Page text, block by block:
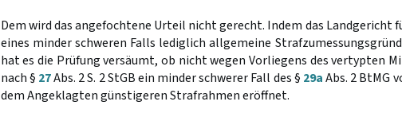
Dem wird das angefochtene Urteil nicht gerecht. Indem das Landgericht
eines minder schweren Falls lediglich allgemeine
hat es die Prüfung versäumt, ob nicht wegen Vorliegens des vertypten
nach § 27Abs. 2 S. 2 StGB ein minder schwerer Fall des § 29aAbs. 2 BtMG
dem Angeklagten günstigeren Strafrahmen eröffnet.